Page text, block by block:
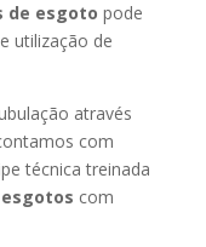
de esgoto pode
utilização de
através
com
técnica treinada
com